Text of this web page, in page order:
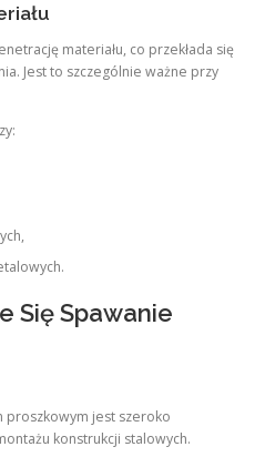
materiału, co przekłada się
Jest to szczególnie ważne przy
Się Spawanie
proszkowym jest szeroko
konstrukcji stalowych.